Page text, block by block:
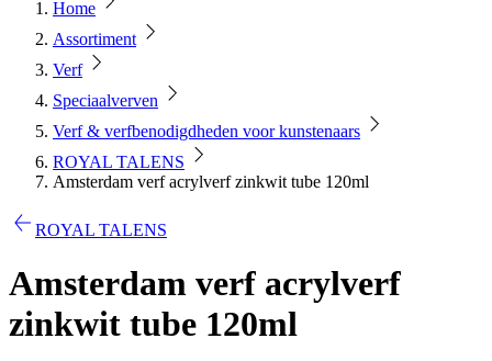
Home
Assortiment
Verf
Speciaalverven
Verf & verfbenodigdheden voor kunstenaars
ROYAL TALENS
Amsterdam verf acrylverf zinkwit tube 120ml
ROYAL TALENS
Amsterdam verf acrylverf
zinkwit tube 120ml